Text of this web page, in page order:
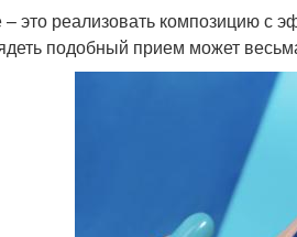
это реализовать композицию с
подобный прием может